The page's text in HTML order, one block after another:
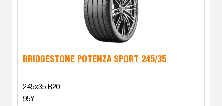
BRIDGESTONE POTENZA SPORT 245/35
245x35 R20
95Y